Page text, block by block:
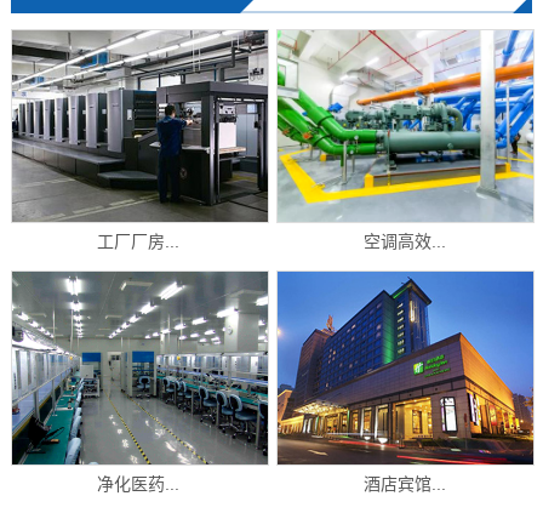
工厂厂房... 空调高效...
净化医药... 酒店宾馆...